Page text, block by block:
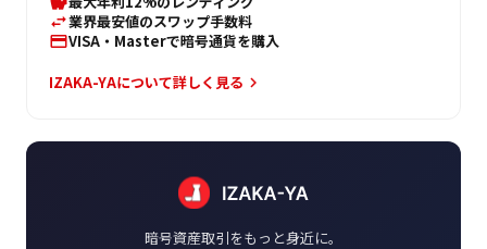
swap_horiz業界最安値のスワップ手数料
credit_cardVISA・Masterで暗号通貨を購入
IZAKA-YAについて詳しく見る keyboard_arrow_right
暗号資産取引をもっと身近に。